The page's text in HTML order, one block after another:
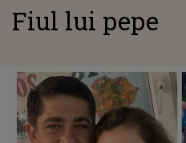
Fiul lui pepe